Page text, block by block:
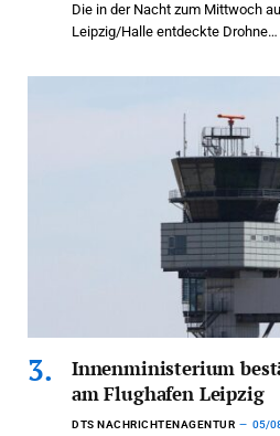
Die in der Nacht zum Mittwoch
Leipzig/Halle entdeckte Drohne…
Innenministerium
am Flughafen Leipzig
DTS NACHRICHTENAGENTUR 05/